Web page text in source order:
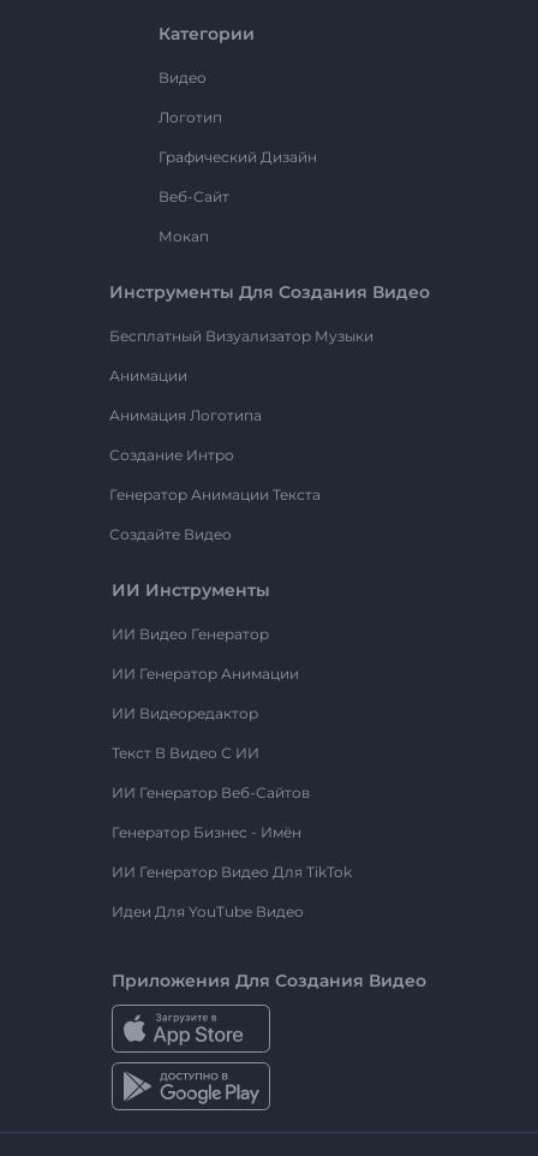
Категории
Видео
Логотип
Графический Дизайн
Веб-Сайт
Мокап
Инструменты Для Создания Видео
Бесплатный Визуализатор Музыки
Анимации
Анимация Логотипа
Создание Интро
Генератор Анимации Текста
Создайте Видео
ИИ Инструменты
ИИ Видео Генератор
ИИ Генератор Анимации
ИИ Видеоредактор
Текст В Видео С ИИ
ИИ Генератор Веб-Сайтов
Генератор Бизнес - Имён
ИИ Генератор Видео Для TikTok
Идеи Для YouTube Видео
Приложения Для Создания Видео